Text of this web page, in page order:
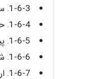
1-6-3. سیستم
1-6-4. حادثه
1-6-5. پیامد خطر
1-6-6. شدت خطر
1-6-7. ارزیابی خطای انسانی